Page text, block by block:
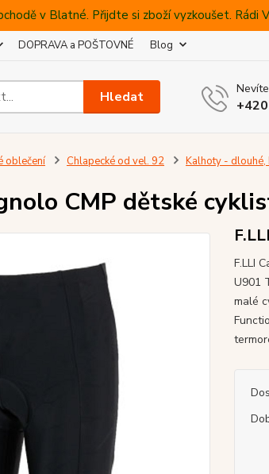
v Blatné. Přijdte si zboží vyzkoušet. Rádi
DOPRAVA a POŠTOVNÉ Blog
Hledat
oblečení Chlapecké od vel. 92 Kalhoty - dlouhé,
CMP dětské
F.LLI
U901
malé